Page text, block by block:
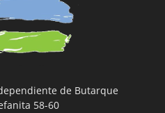
de Butarque
58-60